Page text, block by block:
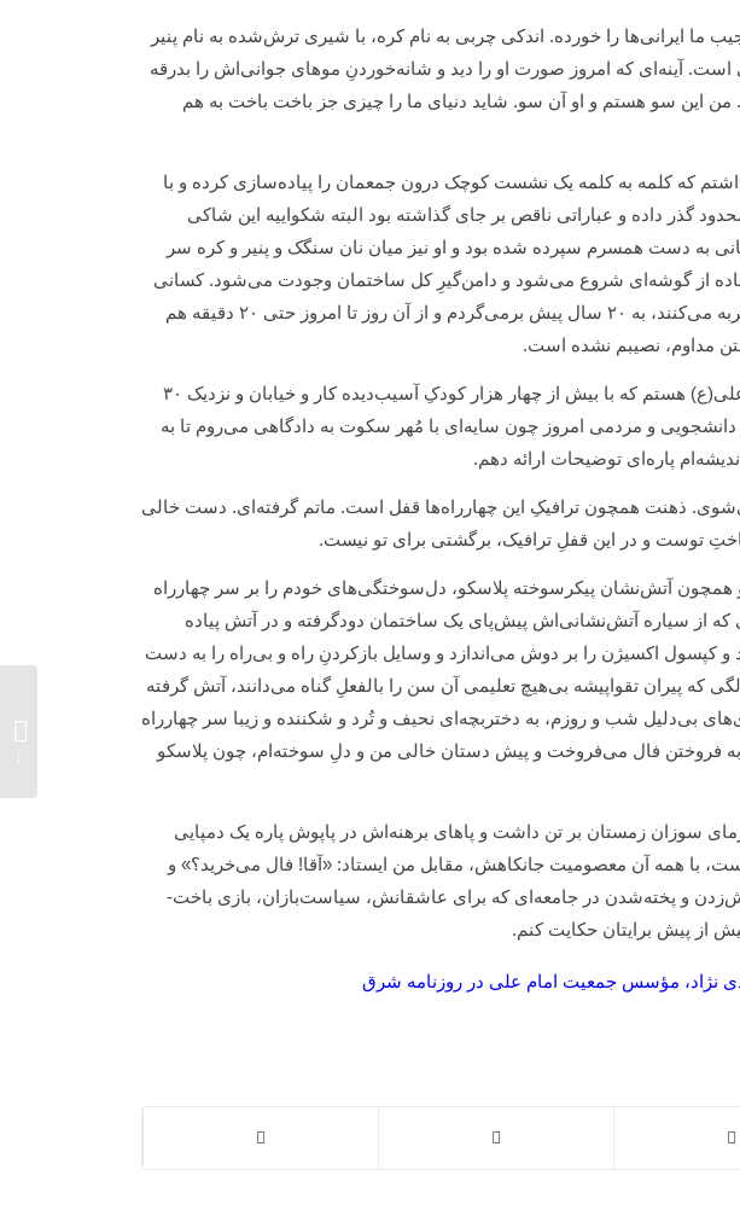
ایرانی‌ها را خورده. اندکی چربی به نام کره، با شیری ترش‌شده به نام پنیر
است. آینه‌ای که امروز صورت او را دید و شانه‌خوردنِ موهای جوانی‌اش را بدرقه
من این سو هستم و او آن سو. شاید دنیای ما را چیزی جز باخت باخت به هم
که کلمه به کلمه یک نشست کوچک درون جمعمان را پیاده‌سازی کرده و با
گذر داده و عباراتی ناقص بر جای گذاشته بود البته شکواییه این شاکی
به دست همسرم سپرده شده بود و او نیز میان نان سنگک و پنیر و کره سر
از گوشه‌ای شروع می‌شود و دامن‌گیرِ کل ساختمان وجودت می‌شود. کسانی
که در این روزگار هر روز بازی باخت-باخت را تجربه می‌کنند، به ٢٠ سال پیش برمی‌گردم و از آن روز تا امروز حتی ٢٠ دقیقه هم
مداوم، نصیبم نشده است.
من مؤسس جمعیت دانشجویی – مردمی امام علی(ع) هستم که با بیش از چهار‌ هزار کودکِ آسیب‌دیده کار و خیابان و نزدیک ٣٠
و مردمی امروز چون سایه‌ای با مُهر سکوت به دادگاهی می‌روم تا به
پاره‌ای توضیحات ارائه دهم.
می‌شوی. ذهنت همچون ترافیکِ این چهارراه‌ها قفل است. ماتم گرفته‌ای. دست خالی
توست و در این قفلِ ترافیک، برگشتی برای تو نیست.
و همچون آتش‌نشان پیکرسوخته پلاسکو، دل‌سوختگی‌های خودم را بر سر چهارراه
که از سیاره آتش‌نشانی‌اش پیش‌‌پای یک ساختمان دودگرفته و در آتش پیاده
اکسیژن را بر دوش می‌اندازد و وسایل بازکردنِ راه و بی‌راه را به دست
به خود مطمئن باشد، اما من در ١٦سالگی که پیران تقواپیشه بی‌هیچ تعلیمی آن سن را بالفعلِ گناه می‌دانند، آتش گرفته
بی‌دلیل شب و روزم، به دختربچه‌ای نحیف و تُرد و شکننده و زیبا سر چهارراه
فروختن فال می‌فروخت و پیش دستان خالی من و دلِ سوخته‌ام، چون پلاسکو
سوزان زمستان بر تن داشت و پاهای برهنه‌اش در پاپوش پاره یک دمپایی
با همه آن معصومیت جانکاهش، مقابل من ایستاد: «آقا! فال می‌خرید؟» و
و پخته‌شدن در جامعه‌ای که برای عاشقانش، سیاست‌بازان، بازی باخت-
از پیش برایتان حکایت کنم.
نژاد، مؤسس جمعیت امام علی در روزنامه شرق